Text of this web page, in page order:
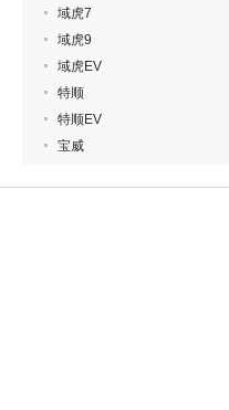
域虎7
域虎9
域虎EV
特顺
特顺EV
宝威